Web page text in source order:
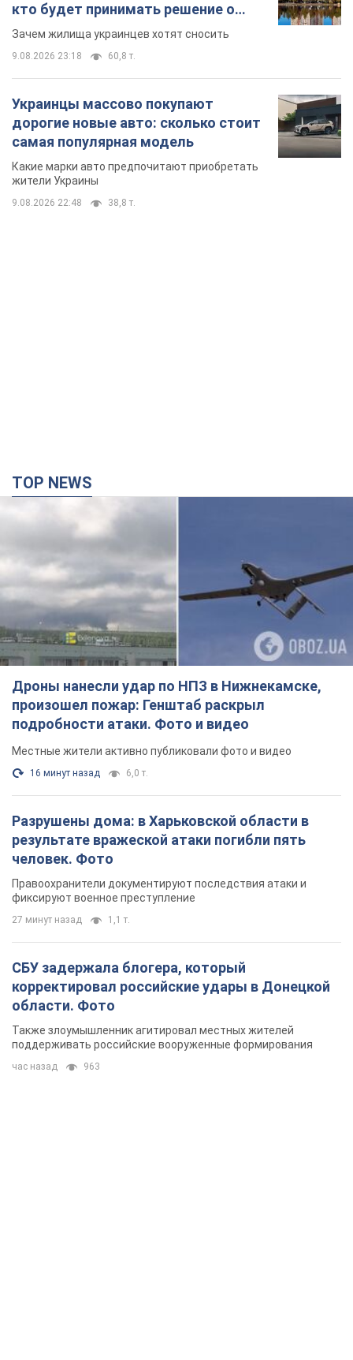
кто будет принимать решение о
сносе домов
Зачем жилища украинцев хотят сносить
9.08.2026 23:18 60,8 т.
Украинцы массово покупают
дорогие новые авто: сколько стоит
самая популярная модель
Какие марки авто предпочитают приобретать
жители Украины
9.08.2026 22:48 38,8 т.
TOP NEWS
Дроны нанесли удар по НПЗ в Нижнекамске,
произошел пожар: Генштаб раскрыл
подробности атаки. Фото и видео
Местные жители активно публиковали фото и видео
16 минут назад 6,0 т.
Разрушены дома: в Харьковской области в
результате вражеской атаки погибли пять
человек. Фото
Правоохранители документируют последствия атаки и
фиксируют военное преступление
27 минут назад 1,1 т.
СБУ задержала блогера, который
корректировал российские удары в Донецкой
области. Фото
Также злоумышленник агитировал местных жителей
поддерживать российские вооруженные формирования
час назад 963